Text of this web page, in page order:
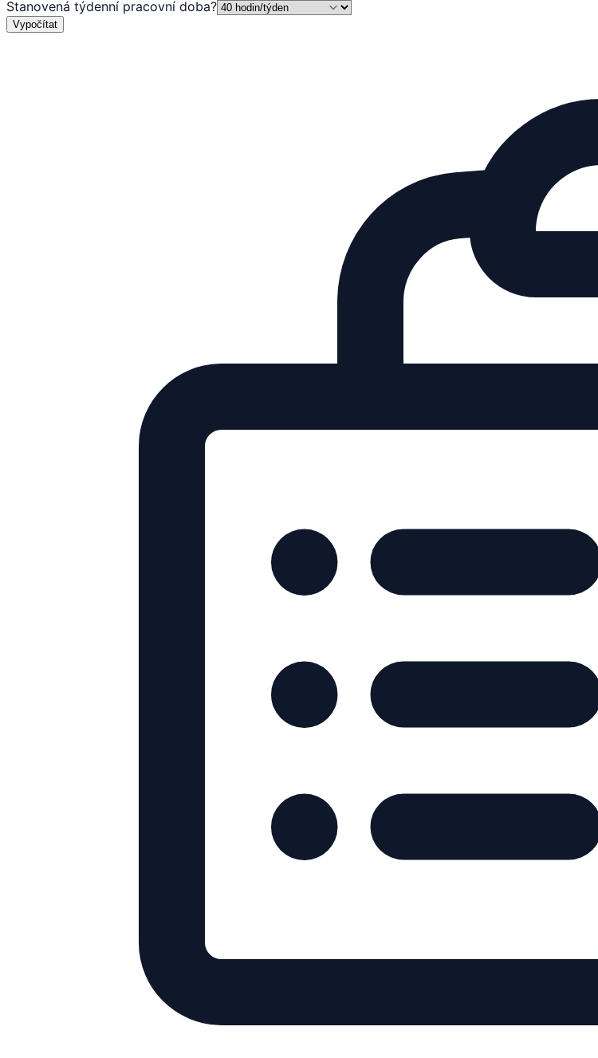
Stanovená týdenní pracovní doba?
Vypočítat